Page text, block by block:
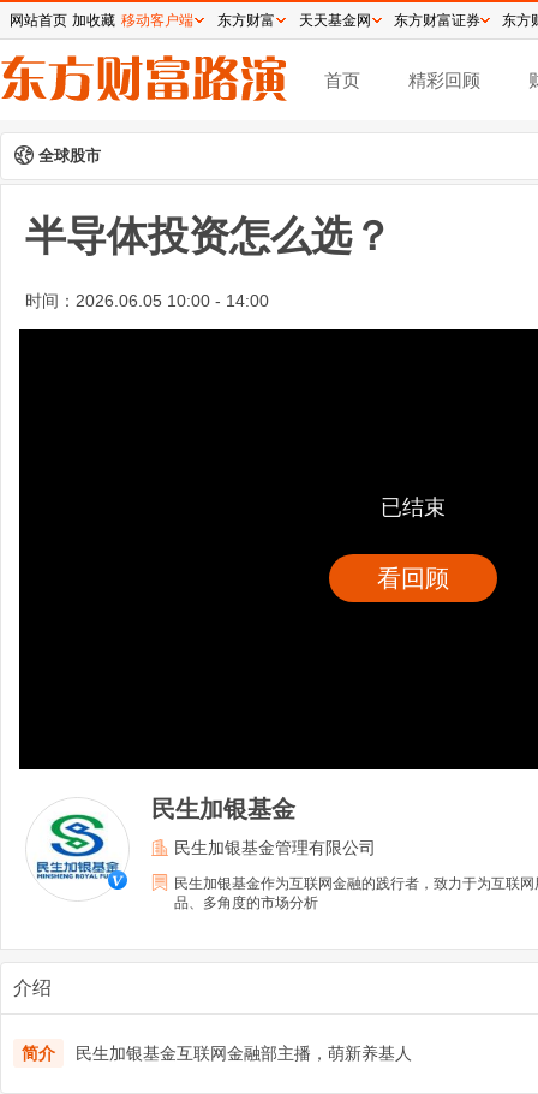
首页 精彩回顾
全球股市
半导体投资怎么选？
时间： 2026.06.05 10:00 - 14:00
已结束
看回顾
民生加银基金
民生加银基金管理有限公司
民生加银基金作为互联网金融的践行者，致力于为互联
品、多角度的市场分析
介绍
简介 民生加银基金互联网金融部主播，萌新养基人
网站首页 加收藏 移动客户端 东方财富 天天基金网 东方财富证券 东方